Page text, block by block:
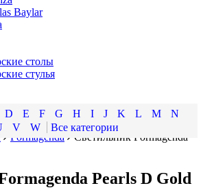
Baylar
столы
стулья
D E F G H I J K L M
N
V W
Все категории
Formagenda
Светильник Formagenda
Pearls D Gold